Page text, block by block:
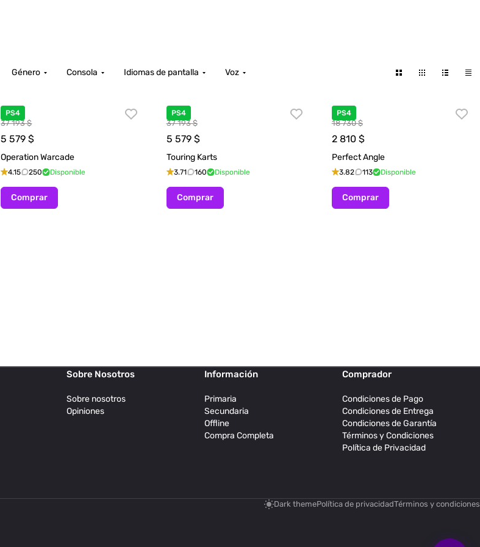
Género Consola Idiomas de pantalla Voz
PS4
37 193 $
5 579$
Operation Warcade
4.15 250 Disponible
Comprar
PS4
37 193 $
5 579 $
Touring Karts
3.71 160 Disponible
Comprar
PS4
18 730 $
2 810 $
Perfect Angle
3.82 113 Disponible
Comprar
Sobre Nosotros
Sobre nosotros
Opiniones
Información
Primaria
Secundaria
Offline
Compra Completa
Comprador
Condiciones de Pago
Condiciones de Entrega
Condiciones de Garantía
Términos y Condiciones
Política de Privacidad
Dark themePolítica de privacidadTérminos y condiciones